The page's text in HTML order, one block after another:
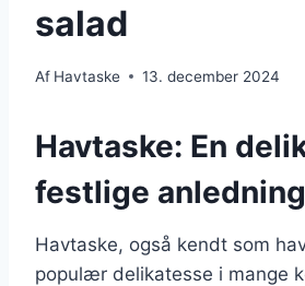
salad
Af Havtaske 13. december 2024
Havtaske: En
festlige
Havtaske, også kendt som
populær delikatesse i mange